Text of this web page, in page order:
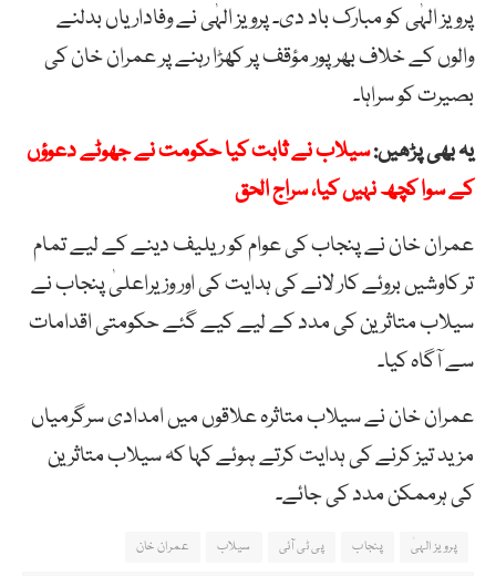
پرویز الہٰی کو مبارک باد دی۔ پرویز الہٰی نے وفاداریاں بدلنے
والوں کے خلاف بھرپور مؤقف پر کھڑا رہنے پر عمران خان کی
بصیرت کو سراہا۔
یہ بھی پڑھیں:سیلاب نے ثابت کیا حکومت نے جھوٹے دعوؤں
کے سوا کچھ نہیں کیا، سراج الحق
عمران خان نے پنجاب کی عوام کو ریلیف دینے کے لیے تمام
تر کاوشیں بروئے کار لانے کی ہدایت کی اور وزیراعلیٰ پنجاب نے
سیلاب متاثرین کی مدد کے لیے کیے گئے حکومتی اقدامات
سے آگاہ کیا۔
عمران خان نے سیلاب متاثرہ علاقوں میں امدادی سرگرمیاں
مزید تیز کرنے کی ہدایت کرتے ہوئے کہا کہ سیلاب متاثرین
کی ہرممکن مدد کی جائے۔
پرویز الہیٰ پنجاب پی ٹی آئی سیلاب عمران خان